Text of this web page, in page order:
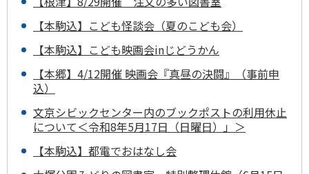
【本駒込】こども怪談会（夏のこども会）
【本駒込】こども映画会inじどうかん
【本郷】4/12開催 映画会『真昼の決闘』（事前申
込）
文京シビックセンター内のブックポストの利用休止
について＜令和8年5月17日（日曜日）」＞
【本駒込】都電でおはなし会